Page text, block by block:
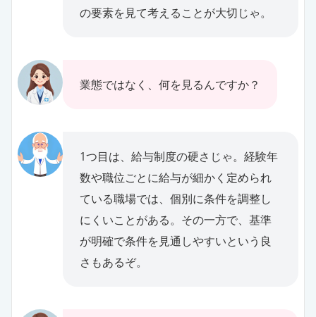
の要素を見て考えることが大切じゃ。
業態ではなく、何を見るんですか？
1つ目は、給与制度の硬さじゃ。経験年
数や職位ごとに給与が細かく定められ
ている職場では、個別に条件を調整し
にくいことがある。その一方で、基準
が明確で条件を見通しやすいという良
さもあるぞ。